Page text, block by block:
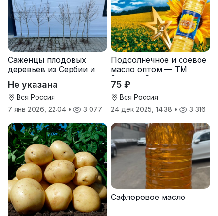
Саженцы плодовых
деревьев из Сербии и
Не указана
Вся Россия
7 янв 2026, 22:04 • 3 077
Подсолнечное и соевое
масло оптом — ТМ
Золотая Семечка
75 ₽
Вся Россия
24 дек 2025, 14:38 • 3 316
Сафлоровое масло